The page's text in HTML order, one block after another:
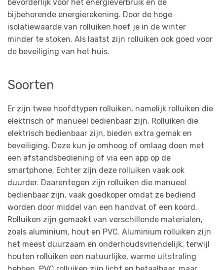
bevorderlijk voor het energieverbruik en de
bijbehorende energierekening. Door de hoge
isolatiewaarde van rolluiken hoef je in de winter
minder te stoken. Als laatst zijn rolluiken ook goed voor
de beveiliging van het huis.
Soorten
Er zijn twee hoofdtypen rolluiken, namelijk rolluiken die
elektrisch of manueel bedienbaar zijn. Rolluiken die
elektrisch bedienbaar zijn, bieden extra gemak en
beveiliging. Deze kun je omhoog of omlaag doen met
een afstandsbediening of via een app op de
smartphone. Echter zijn deze rolluiken vaak ook
duurder. Daarentegen zijn rolluiken die manueel
bedienbaar zijn, vaak goedkoper omdat ze bediend
worden door middel van een handvat of een koord.
Rolluiken zijn gemaakt van verschillende materialen,
zoals aluminium, hout en PVC. Aluminium rolluiken zijn
het meest duurzaam en onderhoudsvriendelijk, terwijl
houten rolluiken een natuurlijke, warme uitstraling